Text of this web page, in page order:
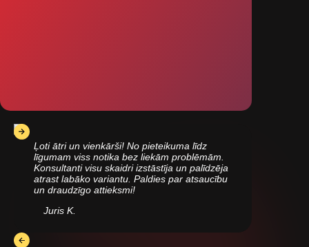
Ļoti ātri un vienkārši! No pieteikuma līdz
līgumam viss notika bez liekām problēmām.
Konsultanti visu skaidri izstāstīja un palīdzēja
atrast labāko variantu. Paldies par atsaucību
un draudzīgo attieksmi!
Juris K.